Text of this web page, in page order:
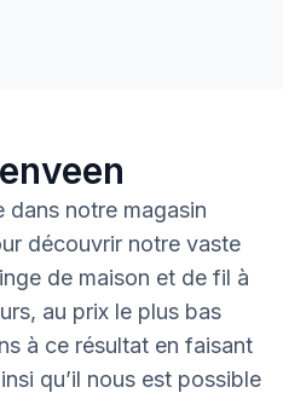
dans notre magasin
découvrir notre vaste
de maison et de fil à
au prix le plus bas
à ce résultat en faisant
qu’il nous est possible